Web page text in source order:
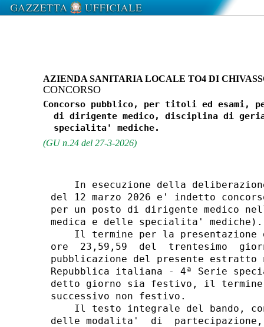
AZIENDA SANITARIA LOCALE TO4 DI
CONCORSO
Concorso pubblico, per titoli ed esami,
di dirigente medico, disciplina di
(GU n.24 del 27-3-2026)
In esecuzione della
del 12 marzo 2026 e' indetto
per un posto di dirigente medico
medica e delle specialita'
Il termine per la presentazione
ore  23,59,59  del  trentesimo
pubblicazione del presente
Repubblica italiana - 4ª Serie
detto giorno sia festivo, il
successivo non festivo.
Il testo integrale del bando,
delle modalita'  di